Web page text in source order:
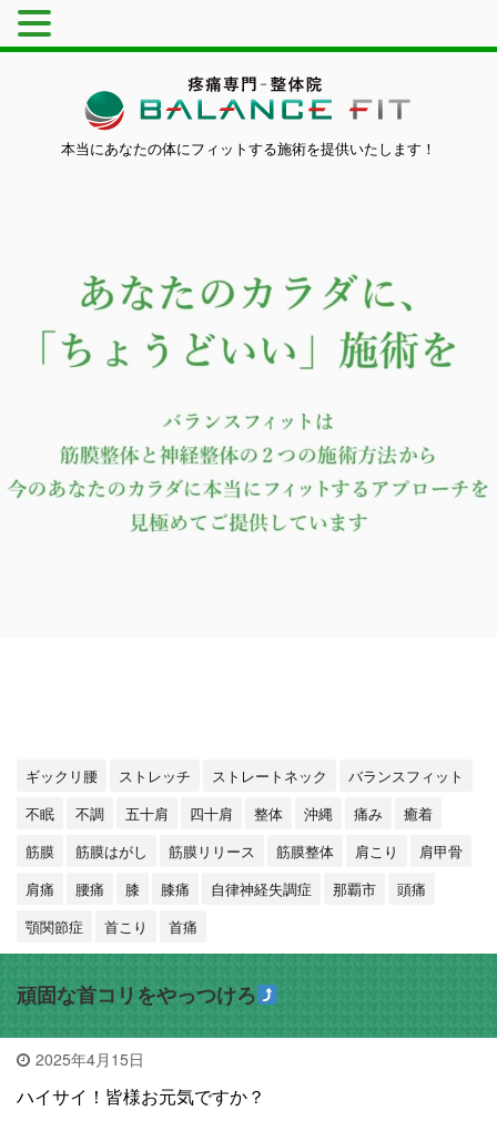
本当にあなたの体にフィットする施術を提供いたします！
ギックリ腰 ストレッチ ストレートネック
バランスフィット
不眠
不調 五十肩 四十肩 整体 沖縄 痛み
癒着
筋膜
筋膜はがし 筋膜リリース 筋膜整体 肩こり
肩甲骨
肩痛
腰痛 膝 膝痛 自律神経失調症 那覇市
頭痛
顎関節症
首こり 首痛
頑固な首コリをやっつけろ
2025年4月15日
ハイサイ！皆様お元気ですか？